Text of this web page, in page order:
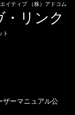
イティブ （株）アドコム
・リンク
ト
ザーマニュアル公